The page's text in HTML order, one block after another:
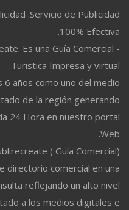
.Servicio de Publicidad
100% Efectiva.
Es una Guía Comercial -
Turistica Impresa y virtual.
6 años como uno del medio
de la región generando
24 Hora en nuestro portal
Web.
( Guía Comercial)
directorio comercial en una
reflejando un alto nivel
a los medios digitales e